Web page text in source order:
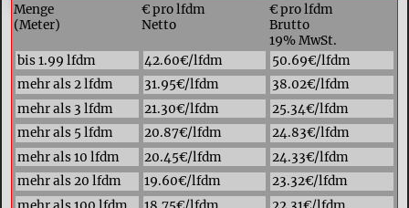
Menge
(Meter)
€ pro lfdm
Netto
€ pro lfdm
Brutto
19% MwSt.
bis 1.99 lfdm
42.60€/lfdm
50.69€/lfdm
mehr als 2 lfdm
31.95€/lfdm
38.02€/lfdm
mehr als 3 lfdm
21.30€/lfdm
25.34€/lfdm
mehr als 5 lfdm
20.87€/lfdm
24.83€/lfdm
mehr als 10 lfdm
20.45€/lfdm
24.33€/lfdm
mehr als 20 lfdm
19.60€/lfdm
23.32€/lfdm